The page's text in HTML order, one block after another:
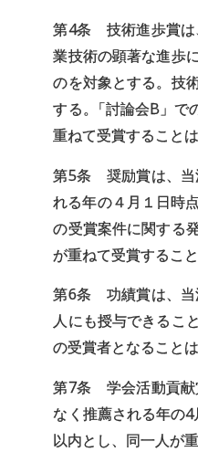
第4条 技術進歩賞は
業技術の顕著な進歩
のを対象とする。技
する。 「討論会B」
重ねて受賞すること
第5条 奨励賞は、当
れる年の４月１日時
の受賞案件に関する
が重ねて受賞するこ
第6条 功績賞は、当
人にも授与できるこ
の受賞者となること
第7条 学会活動貢献
なく推薦される年の
以内とし、同一人が